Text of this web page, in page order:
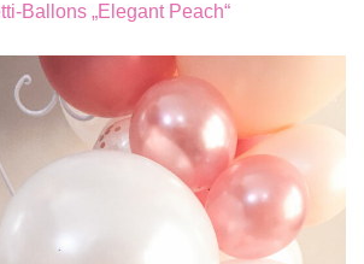
Ballons „Elegant Peach“